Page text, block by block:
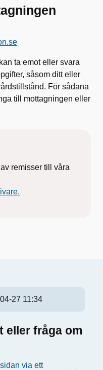
ta emot eller svara
såsom ditt eller
För sådana
till mottagningen eller
remisser till våra
27 11:34
eller fråga om
via ett